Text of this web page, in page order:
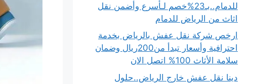
للدمام..بـ23%خصم لـأسرع وأضمن نقل
اثاث من الرياض للدمام
ارخص شركة نقل عفش بالرياض بخدمة
احترافية وأسعار تبدأ من200ريال وضمان
سلامة الأثاث 100% اتصل الان
دينا نقل عفش خارج الرياض..حلول